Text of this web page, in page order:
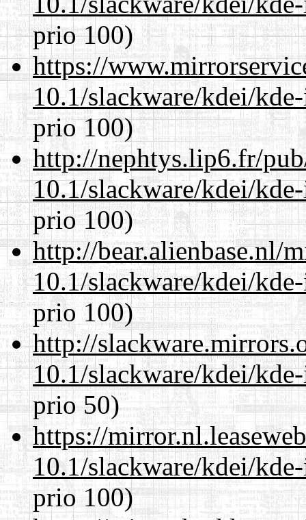
prio 100)
https://
10.1/slackware/kdei/
prio 100)
http://nephtys.lip6.fr/
10.1/slackware/kdei/
prio 100)
http://bear.alienbase.nl/
10.1/slackware/kdei/
prio 100)
http://
10.1/slackware/kdei/
prio 50)
https://
10.1/slackware/kdei/
prio 100)